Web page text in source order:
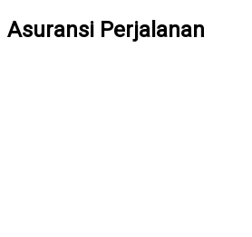
Asuransi Perjalanan